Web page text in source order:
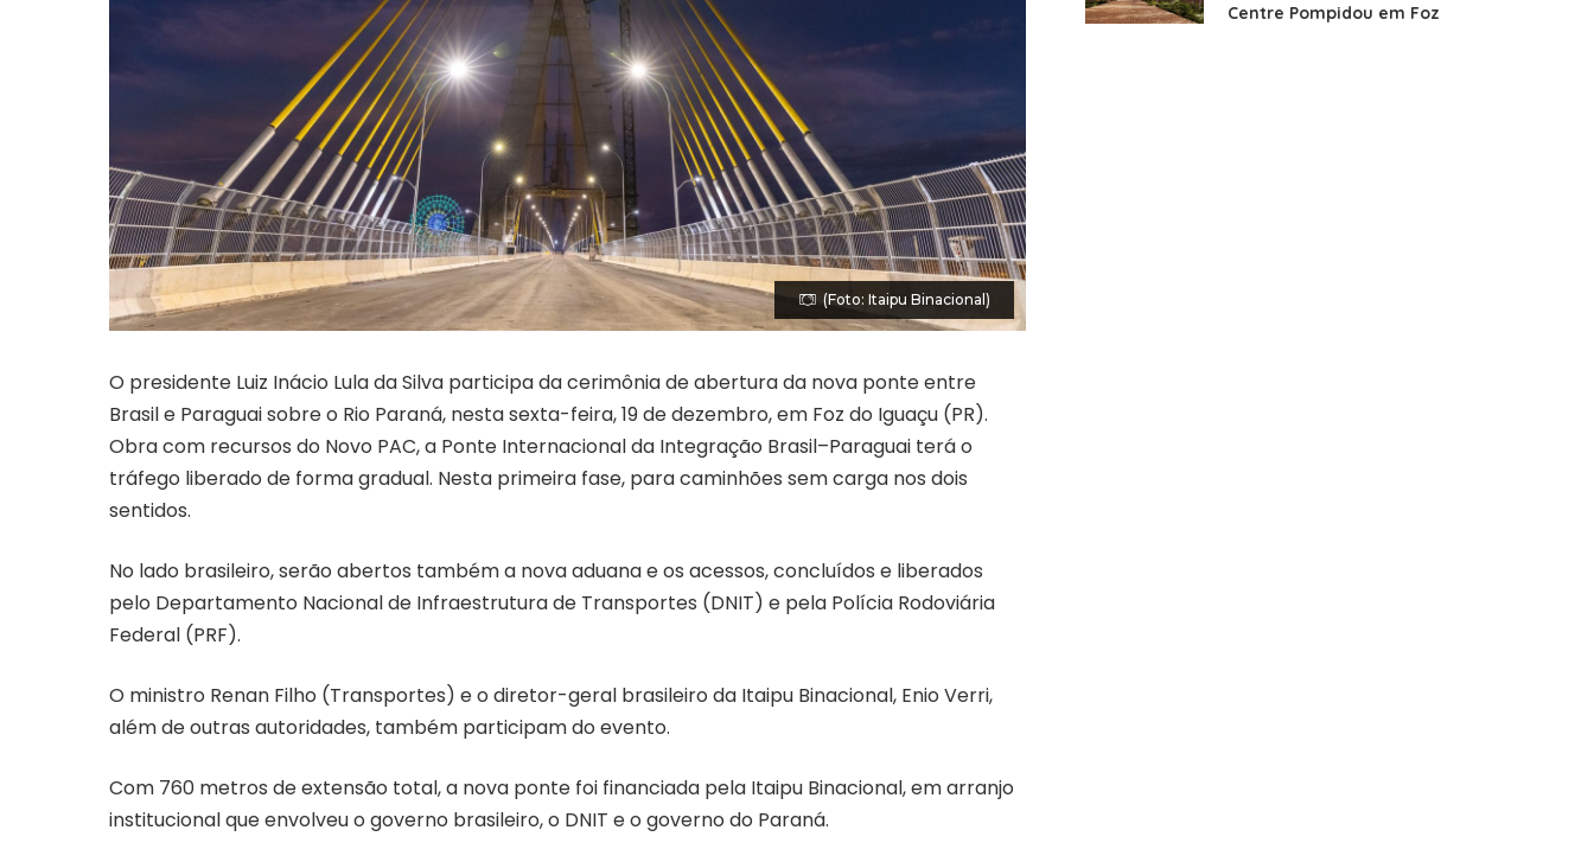
(Foto: Itaipu Binacional)
O presidente Luiz Inácio Lula da Silva participa da cerimônia de abertura da nova ponte entre
Brasil e Paraguai sobre o Rio Paraná, nesta sexta-feira, 19 de dezembro, em Foz do Iguaçu (PR).
Obra com recursos do Novo PAC, a Ponte Internacional da Integração Brasil–Paraguai terá o
tráfego liberado de forma gradual. Nesta primeira fase, para caminhões sem carga nos dois
sentidos.
No lado brasileiro, serão abertos também a nova aduana e os acessos, concluídos e liberados
pelo Departamento Nacional de Infraestrutura de Transportes (DNIT) e pela Polícia Rodoviária
Federal (PRF).
O ministro Renan Filho (Transportes) e o diretor-geral brasileiro da Itaipu Binacional, Enio Verri,
além de outras autoridades, também participam do evento.
Com 760 metros de extensão total, a nova ponte foi financiada pela Itaipu Binacional, em arranjo
institucional que envolveu o governo brasileiro, o DNIT e o governo do Paraná.
Centre Pompidou em Foz